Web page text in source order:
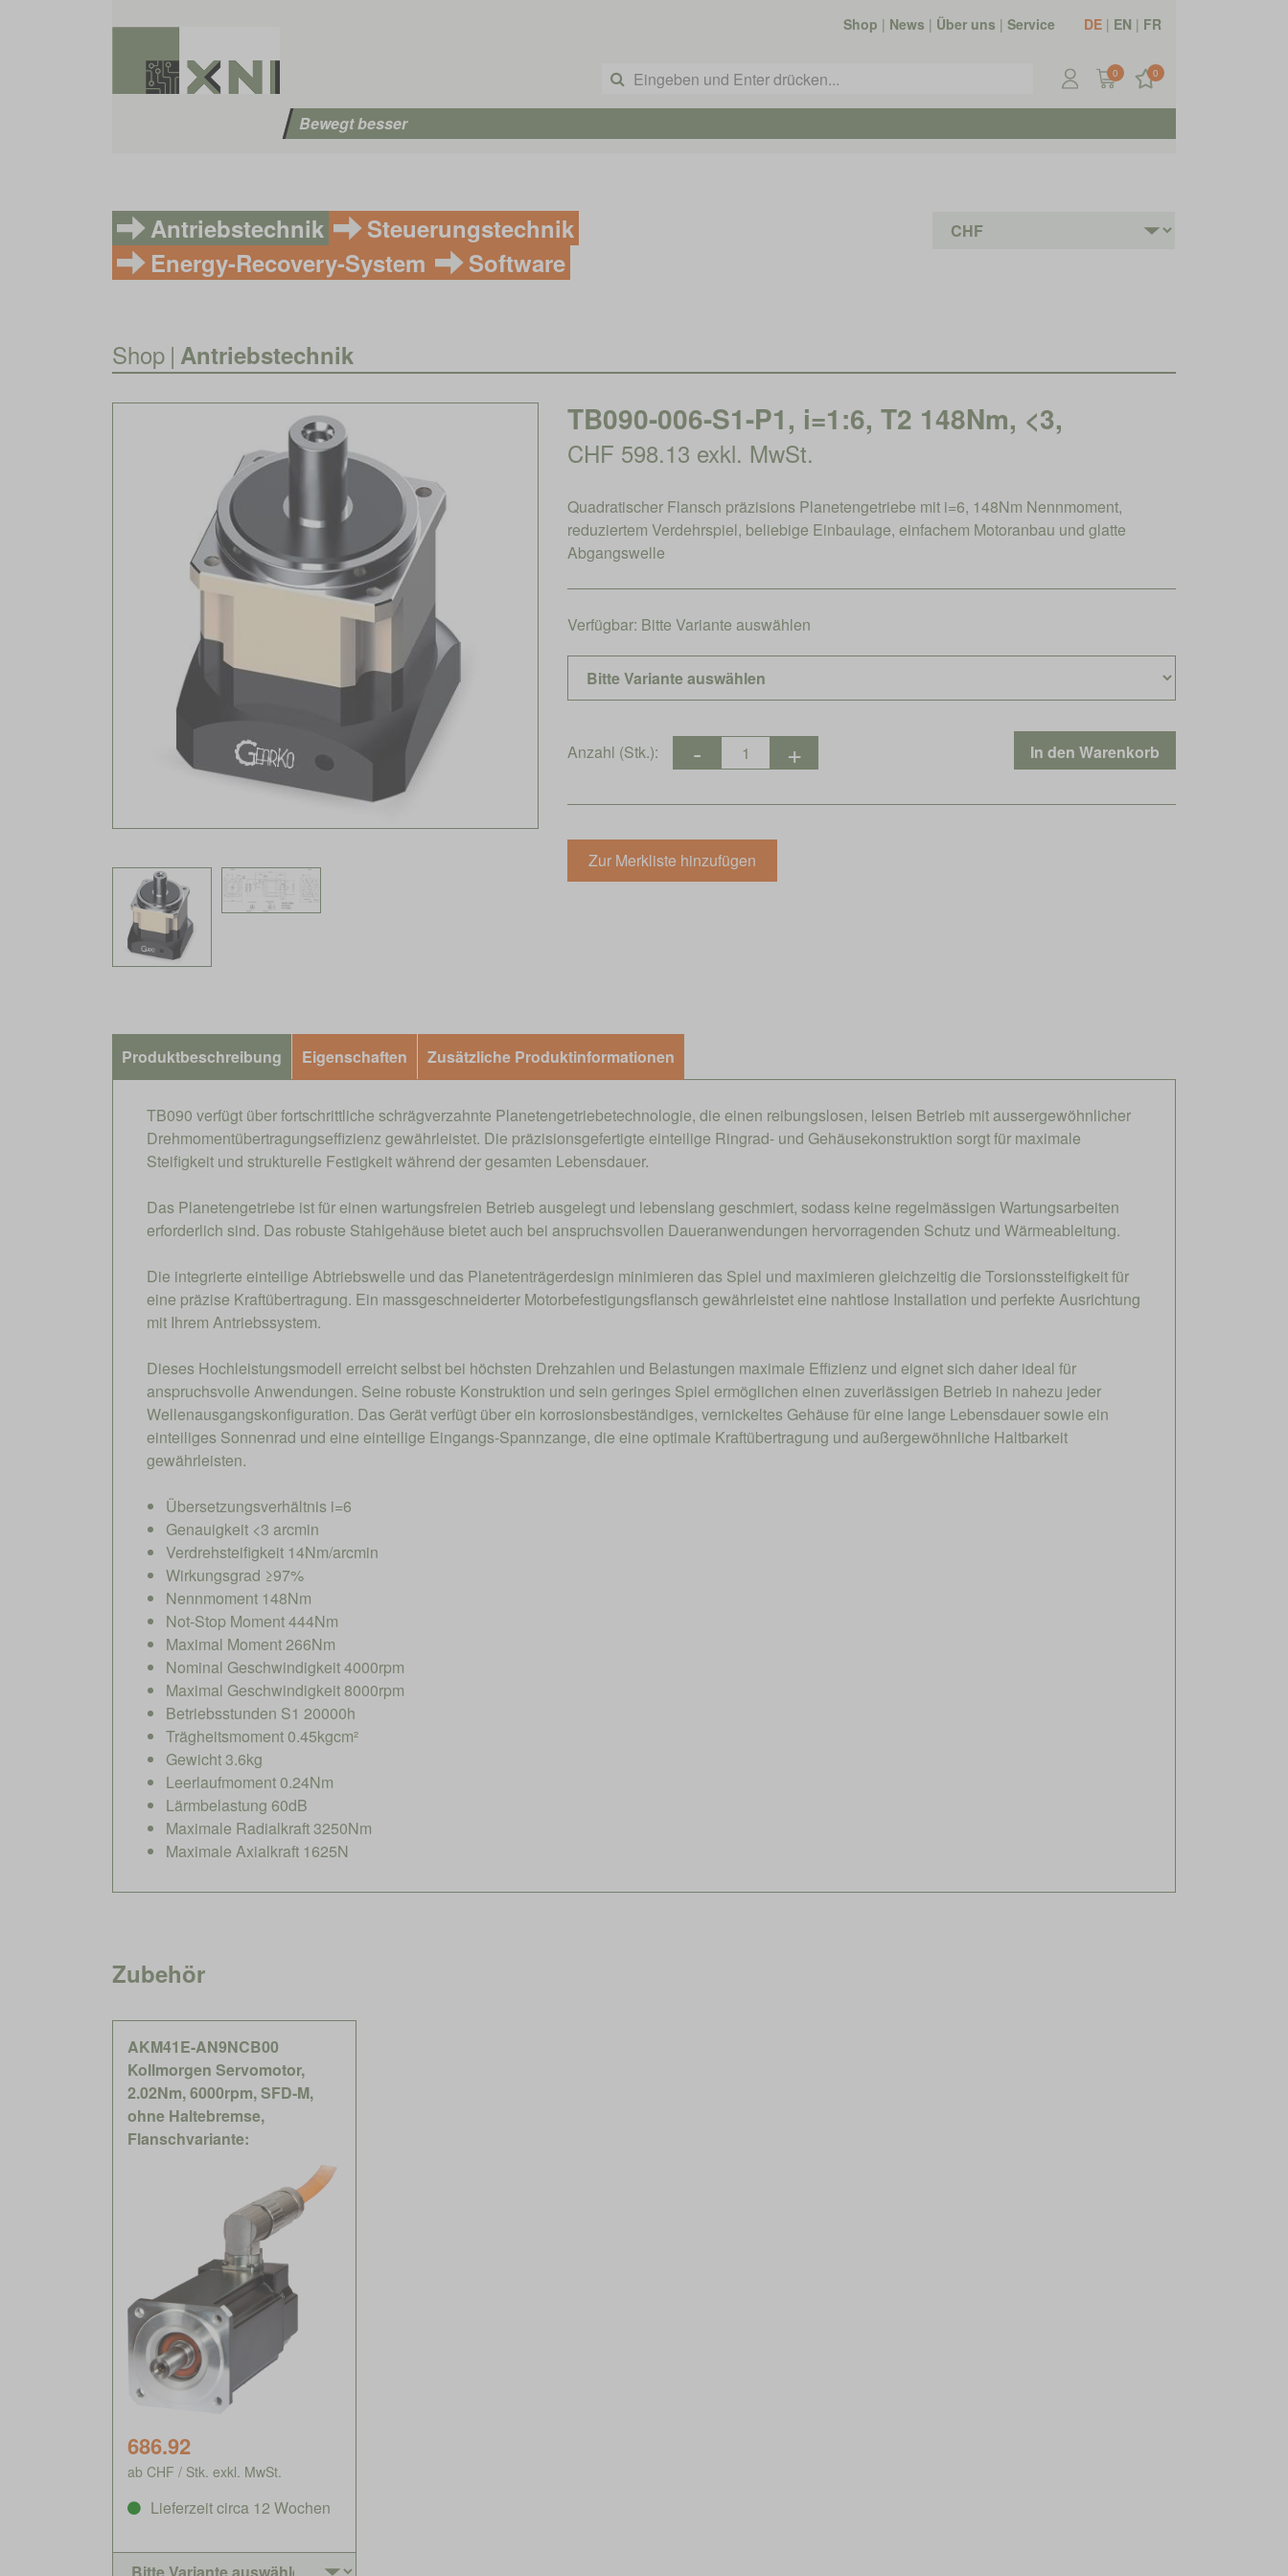
Shop | News | Über uns | Service DE | EN | FR
0 0
Bewegt besser
Antriebstechnik
Steuerungstechnik
Energy-Recovery-System
Software
Shop | Antriebstechnik
TB090-006-S1-P1, i=1:6, T2 148Nm, <3,
CHF 598.13 exkl. MwSt.
Quadratischer Flansch präzisions Planetengetriebe mit i=6, 148Nm Nennmoment,
reduziertem Verdehrspiel, beliebige Einbaulage, einfachem Motoranbau und glatte
Abgangswelle
Verfügbar: Bitte Variante auswählen
Anzahl (Stk.):
Produktbeschreibung Eigenschaften Zusätzliche Produktinformationen
TB090 verfügt über fortschrittliche schrägverzahnte Planetengetriebetechnologie, die einen reibungslosen, leisen Betrieb mit aussergewöhnlicher
Drehmomentübertragungseffizienz gewährleistet. Die präzisionsgefertigte einteilige Ringrad- und Gehäusekonstruktion sorgt für maximale
Steifigkeit und strukturelle Festigkeit während der gesamten Lebensdauer.
Das Planetengetriebe ist für einen wartungsfreien Betrieb ausgelegt und lebenslang geschmiert, sodass keine regelmässigen Wartungsarbeiten
erforderlich sind. Das robuste Stahlgehäuse bietet auch bei anspruchsvollen Daueranwendungen hervorragenden Schutz und Wärmeableitung.
Die integrierte einteilige Abtriebswelle und das Planetenträgerdesign minimieren das Spiel und maximieren gleichzeitig die Torsionssteifigkeit für
eine präzise Kraftübertragung. Ein massgeschneiderter Motorbefestigungsflansch gewährleistet eine nahtlose Installation und perfekte Ausrichtung
mit Ihrem Antriebssystem.
Dieses Hochleistungsmodell erreicht selbst bei höchsten Drehzahlen und Belastungen maximale Effizienz und eignet sich daher ideal für
anspruchsvolle Anwendungen. Seine robuste Konstruktion und sein geringes Spiel ermöglichen einen zuverlässigen Betrieb in nahezu jeder
Wellenausgangskonfiguration. Das Gerät verfügt über ein korrosionsbeständiges, vernickeltes Gehäuse für eine lange Lebensdauer sowie ein
einteiliges Sonnenrad und eine einteilige Eingangs-Spannzange, die eine optimale Kraftübertragung und außergewöhnliche Haltbarkeit
gewährleisten.
Übersetzungsverhältnis i=6
Genauigkeit <3 arcmin
Verdrehsteifigkeit 14Nm/arcmin
Wirkungsgrad ≥97%
Nennmoment 148Nm
Not-Stop Moment 444Nm
Maximal Moment 266Nm
Nominal Geschwindigkeit 4000rpm
Maximal Geschwindigkeit 8000rpm
Betriebsstunden S1 20000h
Trägheitsmoment 0.45kgcm²
Gewicht 3.6kg
Leerlaufmoment 0.24Nm
Lärmbelastung 60dB
Maximale Radialkraft 3250Nm
Maximale Axialkraft 1625N
Zubehör
AKM41E-AN9NCB00
Kollmorgen Servomotor,
2.02Nm, 6000rpm, SFD-M,
ohne Haltebremse,
Flanschvariante:
686.92
ab CHF / Stk. exkl. MwSt.
Lieferzeit circa 12 Wochen